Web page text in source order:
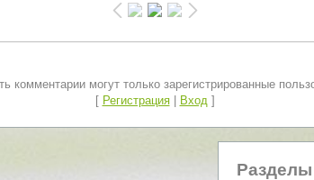
комментарии могут только зарегистрированные
[ Регистрация| Вход]
Разделы